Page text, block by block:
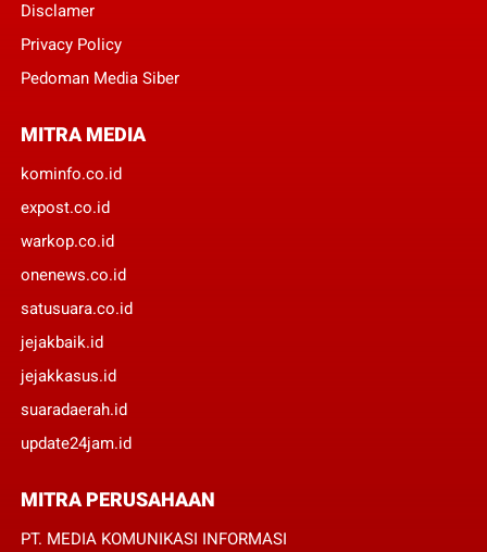
Disclamer
Privacy Policy
Pedoman Media Siber
MITRA MEDIA
kominfo.co.id
expost.co.id
warkop.co.id
onenews.co.id
satusuara.co.id
jejakbaik.id
jejakkasus.id
suaradaerah.id
update24jam.id
MITRA PERUSAHAAN
PT. MEDIA KOMUNIKASI INFORMASI